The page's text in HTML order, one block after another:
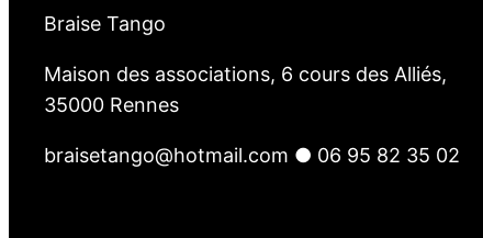
Braise Tango
Maison des associations, 6 cours des Alliés,
35000 Rennes
braisetango@hotmail.com ● 06 95 82 35 02